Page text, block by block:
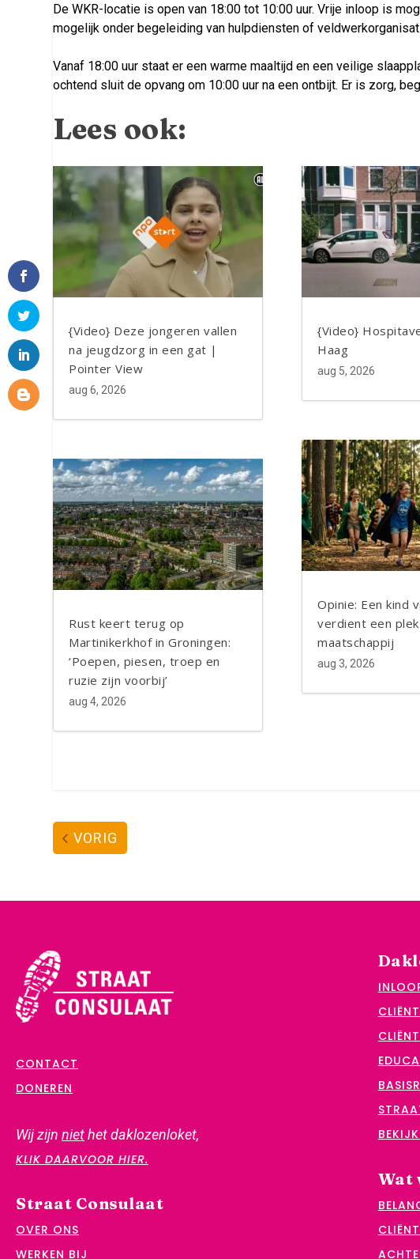
De WKR-locatie is open van 18:00 tot 10:00 uur. Vrije inloop is
mogelijk onder begeleiding van hulpdiensten of
Vanaf 18:00 uur staat er een warme maaltijd en een veilige
ochtend sluit de opvang om 10:00 uur na een ontbijt. Er is zorg,
Lees ook:
Facebook
Twitter
LinkedIn
{Video} Deze jongeren vallen
na jeugdzorg in een gat |
Pointer View
aug 6, 2026
Facebook
Twitter
LinkedIn
Rust keert terug op
Martinikerkhof in Groningen:
‘Poepen, piesen, troep en
ruzie zijn voorbij’
aug 4, 2026
Facebook
Twitter
LinkedIn
{Video}
Haag
aug 5, 2026
Facebook
Twitter
LinkedIn
Opinie: Een kind
verdient een
maatschappij
aug 3, 2026
VORIG
CONTACT
DONEREN
Wij zijn niethet daklozenloket,
KLIK DAARVOOR HIER.
Straat Consulaat
OVER ONS
WERKEN BIJ
Wat